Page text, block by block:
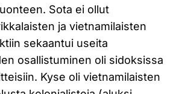
Sota ei ollut
ja vietnamilaisten
sekaantui useita
osallistuminen oli sidoksissa
Kyse oli vietnamilaisten